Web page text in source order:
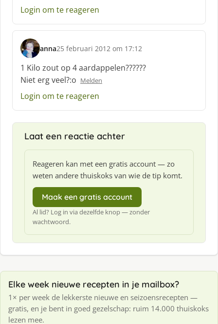
:Login om te reageren
anna
s
c
h
r
e
:
25 februari 2012 om 17:12
1 Kilo zout op 4 aardappelen??????
Niet erg veel?:o Melden
Login om te reageren
Laat een reactie achter
Reageren kan met een gratis account — zo
weten andere thuiskoks van wie de tip komt.
Maak een gratis account
Al lid? Log in via dezelfde knop — zonder
wachtwoord.
Elke week nieuwe recepten in je mailbox?
1× per week de lekkerste nieuwe en seizoensrecepten —
gratis, en je bent in goed gezelschap: ruim 14.000 thuiskoks
lezen mee.